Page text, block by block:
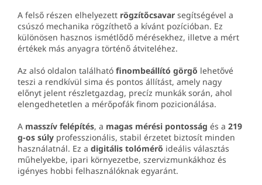
A felső részen elhelyezett rögzítőcsavar segítségével a
csúszó mechanika rögzíthető a kívánt pozícióban. Ez
különösen hasznos ismétlődő mérésekhez, illetve a mért
értékek más anyagra történő átviteléhez.
Az alsó oldalon található finombeállító görgő lehetővé
teszi a rendkívül sima és pontos állítást, amely nagy
előnyt jelent részletgazdag, precíz munkák során, ahol
elengedhetetlen a mérőpofák finom pozicionálása.
A masszív felépítés, a magas mérési pontosság és a 219
g-os súly professzionális, stabil érzetet biztosít minden
használatnál. Ez a digitális tolómérő ideális választás
műhelyekbe, ipari környezetbe, szervizmunkákhoz és
igényes hobbi felhasználóknak egyaránt.